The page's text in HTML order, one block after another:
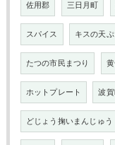
佐用郡 三日月町
スパイス キスの天
たつの市民まつり
ホットプレート 波
どじょう掬いまんじゅう